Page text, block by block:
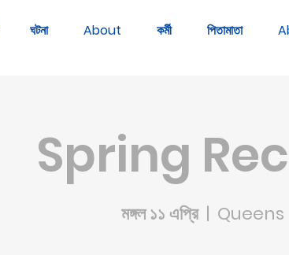
ঘটনা About কর্মী পিতামাতা
Spring
মঙ্গল ১১ এপ্রি
  |
Queens